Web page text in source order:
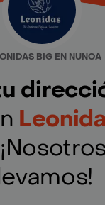
BIG EN NUNOA